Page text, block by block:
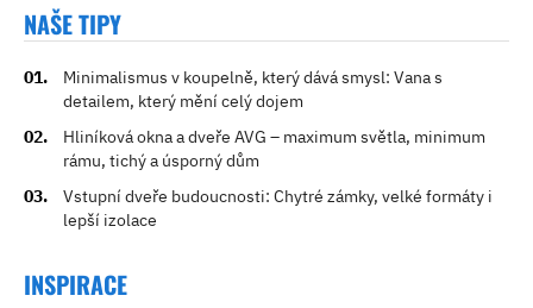
NAŠE TIPY
Minimalismus v koupelně, který dává smysl: Vana s
detailem, který mění celý dojem
Hliníková okna a dveře AVG – maximum světla, minimum
rámu, tichý a úsporný dům
Vstupní dveře budoucnosti: Chytré zámky, velké formáty i
lepší izolace
INSPIRACE